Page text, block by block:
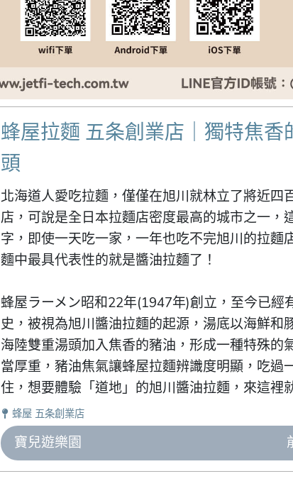
蜂屋拉麵 五条創業店｜獨特焦香
頭
北海道人愛吃拉麵，僅僅在旭川就林立了將近四
店，可說是全日本拉麵店密度最高的城市之一，
字，即使一天吃一家，一年也吃不完旭川的拉麵
麵中最具代表性的就是醬油拉麵了！
蜂屋ラーメン昭和22年(1947年)創立，至今已經
史，被視為旭川醬油拉麵的起源，湯底以海鮮和
海陸雙重湯頭加入焦香的豬油，形成一種特殊的
當厚重，豬油焦氣讓蜂屋拉麵辨識度明顯，吃過
住，想要體驗「道地」的旭川醬油拉麵，來這裡
蜂屋 五条創業店
寶兒遊樂園